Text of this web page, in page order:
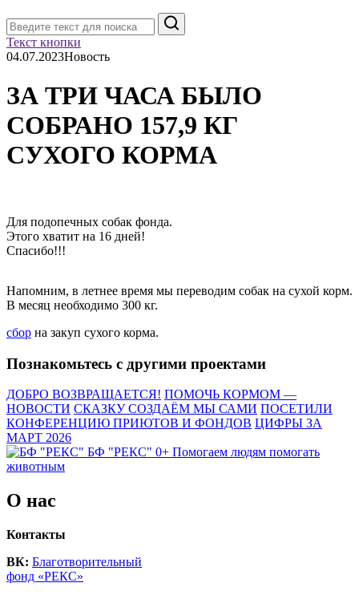
Поиск
Текст кнопки
04.07.2023Новость
ЗА ТРИ ЧАСА БЫЛО
СОБРАНО 157,9 КГ
СУХОГО КОРМА
Для подопечных собак фонда.
Этого хватит на 16 дней!
Спасибо!!!
Напомним, в летнее время мы переводим собак на сухой корм.
В месяц необходимо 300 кг.
сбор на закуп сухого корма.
Познакомьтесь с другими проектами
ДОБРО ВОЗВРАЩАЕТСЯ! ПОМОЧЬ КОРМОМ —
НОВОСТИ СКАЗКУ СОЗДАЁМ МЫ САМИ ПОСЕТИЛИ
КОНФЕРЕНЦИЮ ПРИЮТОВ И ФОНДОВ ЦИФРЫ ЗА
МАРТ 2026
БФ "РЕКС" 0+ Помогаем людям помогать
животным
О нас
Контакты
ВК: Благотворительный
фонд «РЕКС»